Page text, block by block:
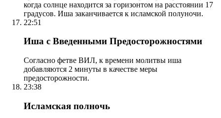
когда солнце находится за горизонтом на расстоянии 17
градусов. Иша заканчивается к исламской полуночи.
22:51
Иша с Введенными Предосторожностями
Согласно фетве ВИЛ, к времени молитвы иша
добавляются 2 минуты в качестве меры
предосторожности.
23:38
Исламская полночь